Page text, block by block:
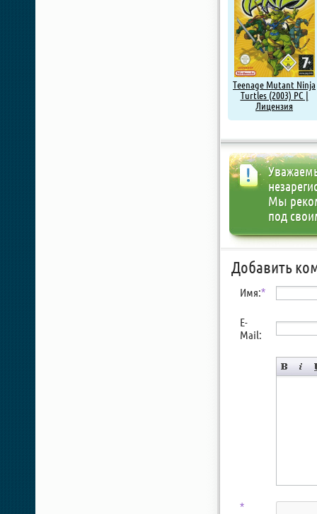
Teenage Mutant Ninja
Turtles (2003) PC |
Лицензия
Мы
под
Добавить
Имя:*
E-
Mail:
*